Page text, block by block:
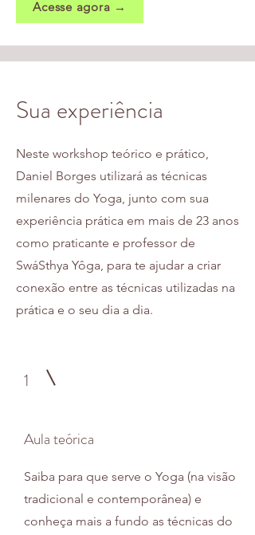
Acesse agora →
Sua experiência
Neste workshop teórico e prático,
Daniel Borges utilizará as técnicas
milenares do Yoga, junto com sua
experiência prática em mais de 23 anos
como praticante e professor de
SwáSthya Yôga, para te ajudar a criar
conexão entre as técnicas utilizadas na
prática e o seu dia a dia.
1
Aula teórica
Saiba para que serve o Yoga (na visão
tradicional e contemporânea) e
conheça mais a fundo as técnicas do